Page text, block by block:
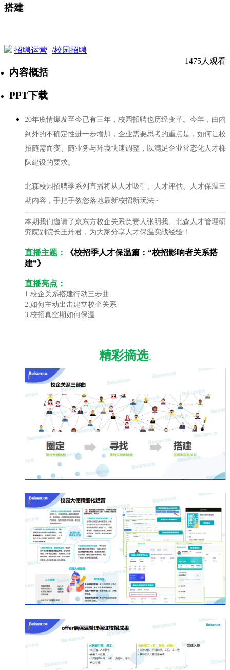
搭建
招聘运营 /校园招聘
1475人观看
内容概括
PPT下载
20年疫情爆发至今已有三年，校园招聘也历经变革。今年，由内
到外的不确定性进一步增加，企业需要思考的重点是，如何让校
招随需而变、随业务与环境快速调整，以满足企业常态化人才梯
队建设的要求。
北森校园招聘季系列直播将从 人才吸引、人才评估、人才保温三
期内容，手把手教您落地最新校招新玩法~
本期我们邀请了京东方校企关系负责人张明我、 北森 人才管理研
究院副院长王丹君，为大家分享人才保温实战经验！
直播主题：
《校招季人才保温篇：“校招影响者关系搭
建”》
直播亮点：
1.校企关系搭建行动三步曲
2.如何主动出击建立校企关系
3.校招真空期如何保温
精彩摘选↓